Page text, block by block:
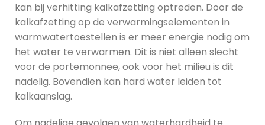
kan bij verhitting kalkafzetting optreden. Door de
kalkafzetting op de verwarmingselementen in
warmwatertoestellen is er meer energie nodig om
het water te verwarmen. Dit is niet alleen slecht
voor de portemonnee, ook voor het milieu is dit
nadelig. Bovendien kan hard water leiden tot
kalkaanslag.